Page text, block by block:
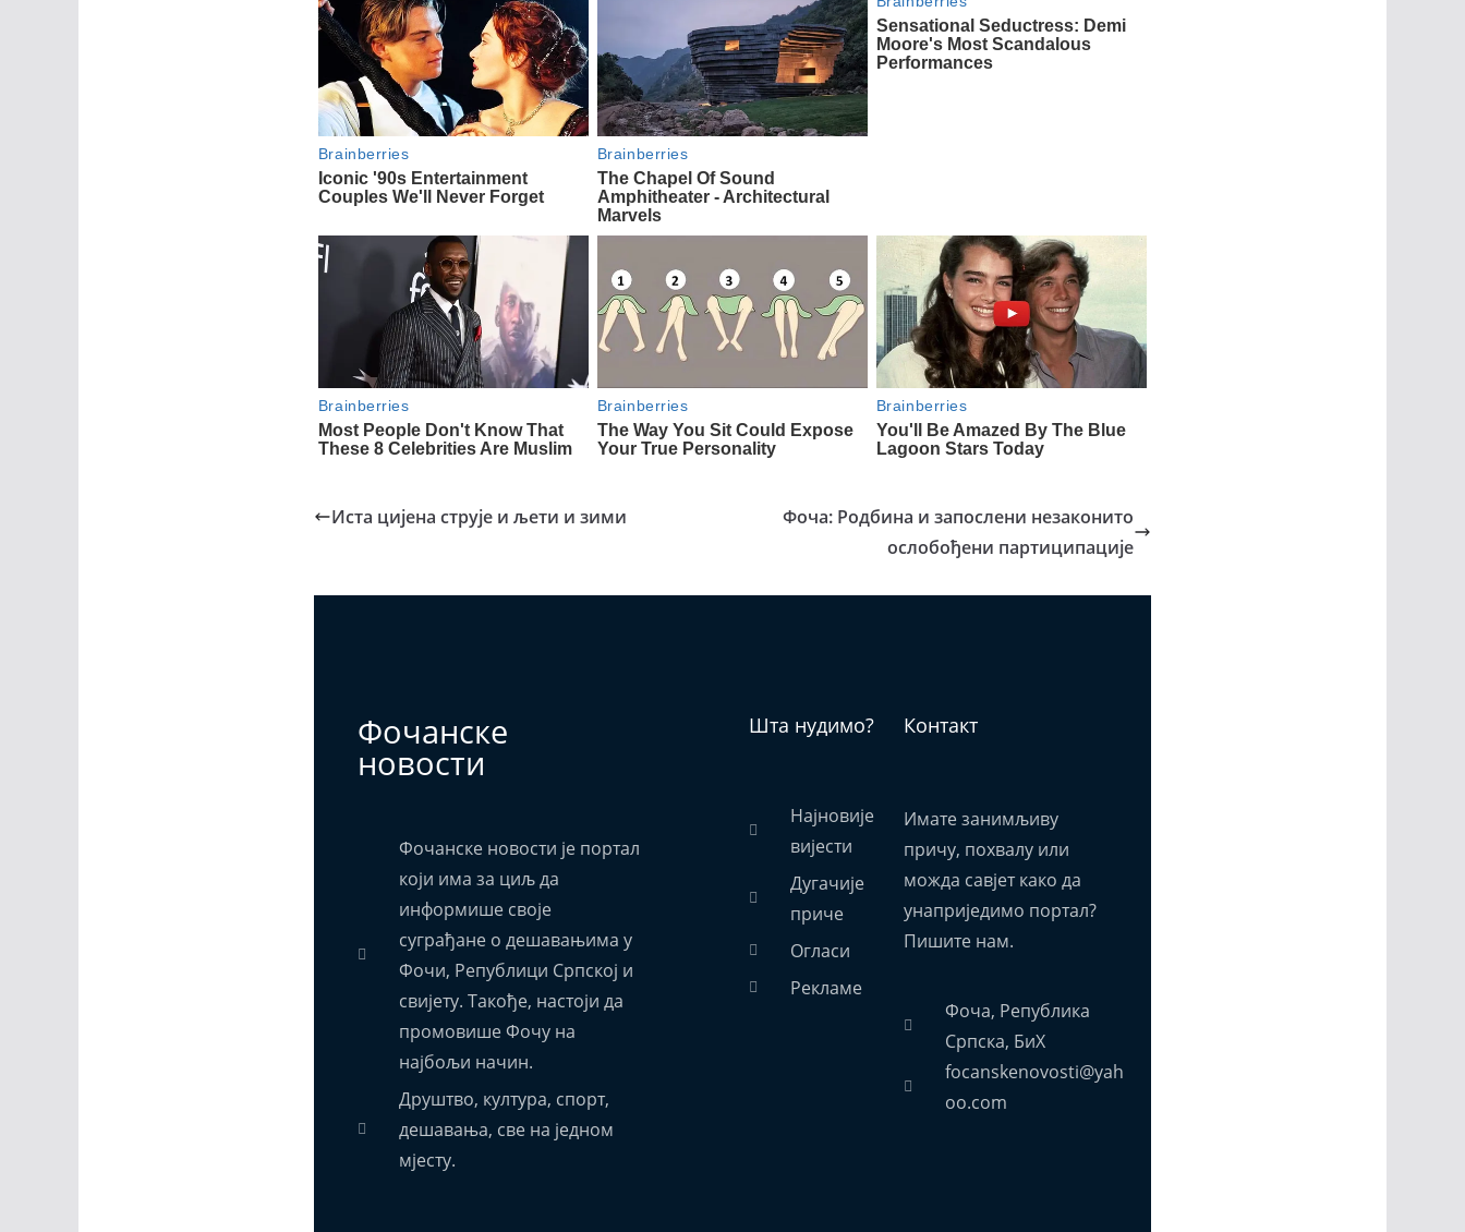
Иста цијена струје и љети и зими
Фоча: Родбина и запослени незаконито
ослобођени партиципације
Фочанске
новости
Фочанске новости је портал
који има за циљ да
информише своје
суграђане о дешавањима у
Фочи, Републици Српској и
свијету. Такође, настоји да
промовише Фочу на
најбољи начин.
Друштво, култура, спорт,
дешавања, све на једном
мјесту.
Шта нудимо?
Најновије
вијести
Дугачије
приче
Огласи
Рекламе
Контакт
Имате занимљиву
причу, похвалу или
можда савјет како да
унаприједимо портал?
Пишите нам.
Фоча, Република
Српска, БиХ
focanskenovosti@yah
oo.com